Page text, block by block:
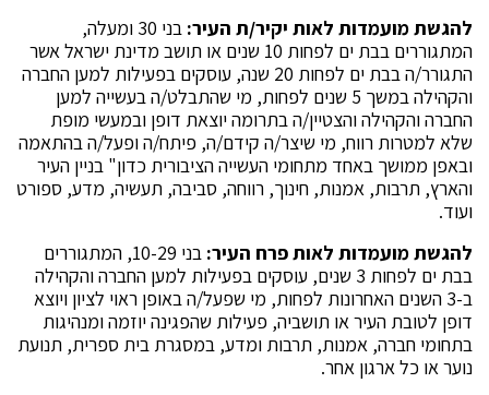
להגשת מועמדות לאות יקיר/ת העיר:
בני 30 ומעלה,
המתגוררים בבת ים לפחות 10 שנים או תושב מדינת ישראל אשר
התגורר/ה בבת ים לפחות 20 שנה, עוסקים בפעילות למען החברה
והקהילה במשך 5 שנים לפחות, מי שהתבלט/ה בעשייה למען
החברה והקהילה והצטיין/ה בתרומה יוצאת דופן ובמעשי מופת
שלא למטרות רווח, מי שיצר/ה קידם/ה, פיתח/ה ופעל/ה בהתאמה
ובאפן ממושך באחד מתחומי העשייה הציבורית כדון" בניין העיר
והארץ, תרבות, אמנות, חינוך, רווחה, סביבה, תעשיה, מדע, ספורט
ועוד.
להגשת מועמדות לאות פרח העיר:
בני 10-29, המתגוררים
בבת ים לפחות 3 שנים, עוסקים בפעילות למען החברה והקהילה
ב-3 השנים האחרונות לפחות, מי שפעל/ה באופן ראוי לציון ויוצא
דופן לטובת העיר או תושביה, פעילות שהפגינה יוזמה ומנהיגות
בתחומי חברה, אמנות, תרבות ומדע, במסגרת בית ספרית, תנועת
נוער או כל ארגון אחר.